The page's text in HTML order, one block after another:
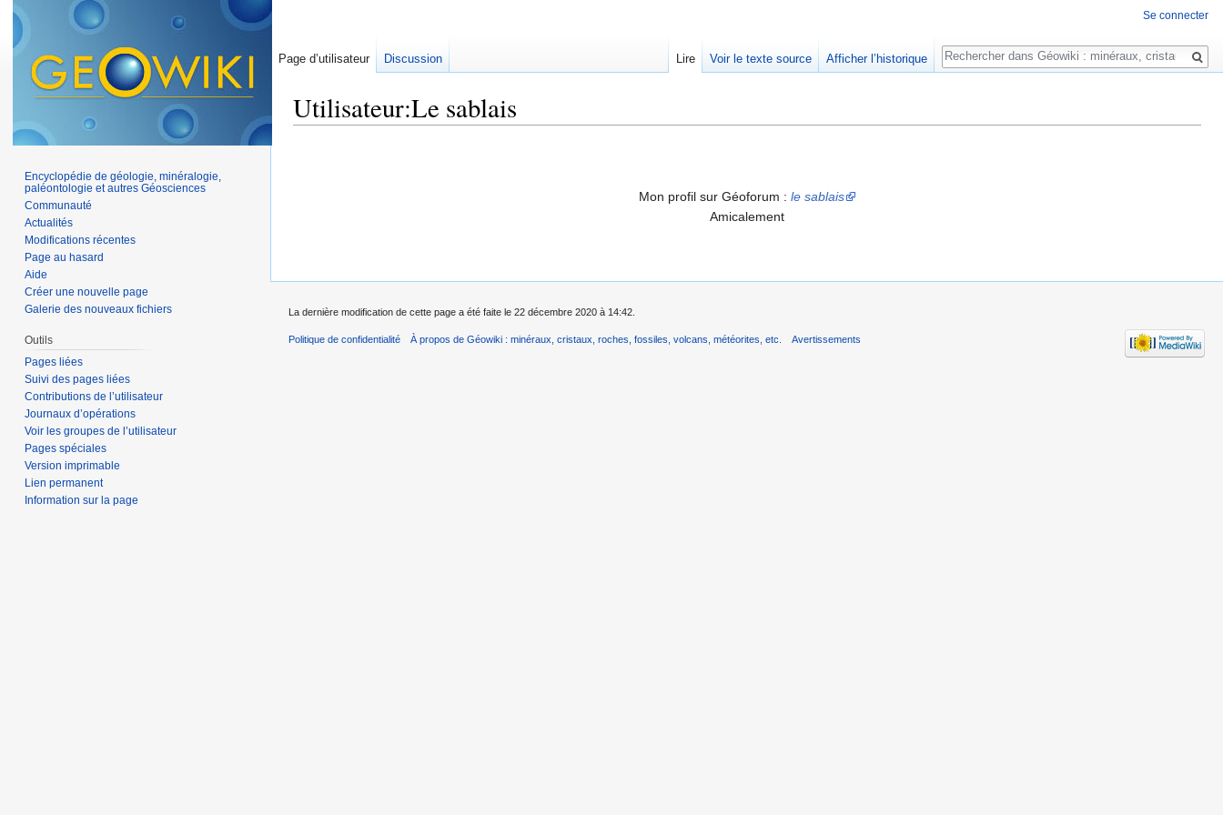
Utilisateur:Le sablais
Mon profil sur Géoforum : le sablais
Amicalement
Se connecter
Page d’utilisateur Discussion Lire Voir le texte source Afficher l’historique
Rechercher
Encyclopédie de géologie, minéralogie,
paléontologie et autres Géosciences
Communauté
Actualités
Modifications récentes
Page au hasard
Aide
Créer une nouvelle page
Galerie des nouveaux fichiers
Outils
Pages liées
Suivi des pages liées
Contributions de l’utilisateur
Journaux d’opérations
Voir les groupes de l’utilisateur
Pages spéciales
Version imprimable
Lien permanent
Information sur la page
La dernière modification de cette page a été faite le 22 décembre 2020 à 14:42.
Politique de confidentialité À propos de Géowiki : minéraux, cristaux, roches, fossiles, volcans, météorites, etc. Avertissements